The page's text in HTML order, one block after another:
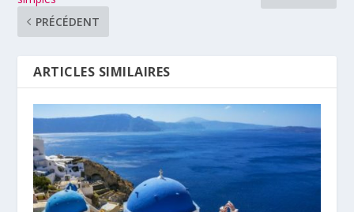
PRÉCÉDENT
ARTICLES SIMILAIRES